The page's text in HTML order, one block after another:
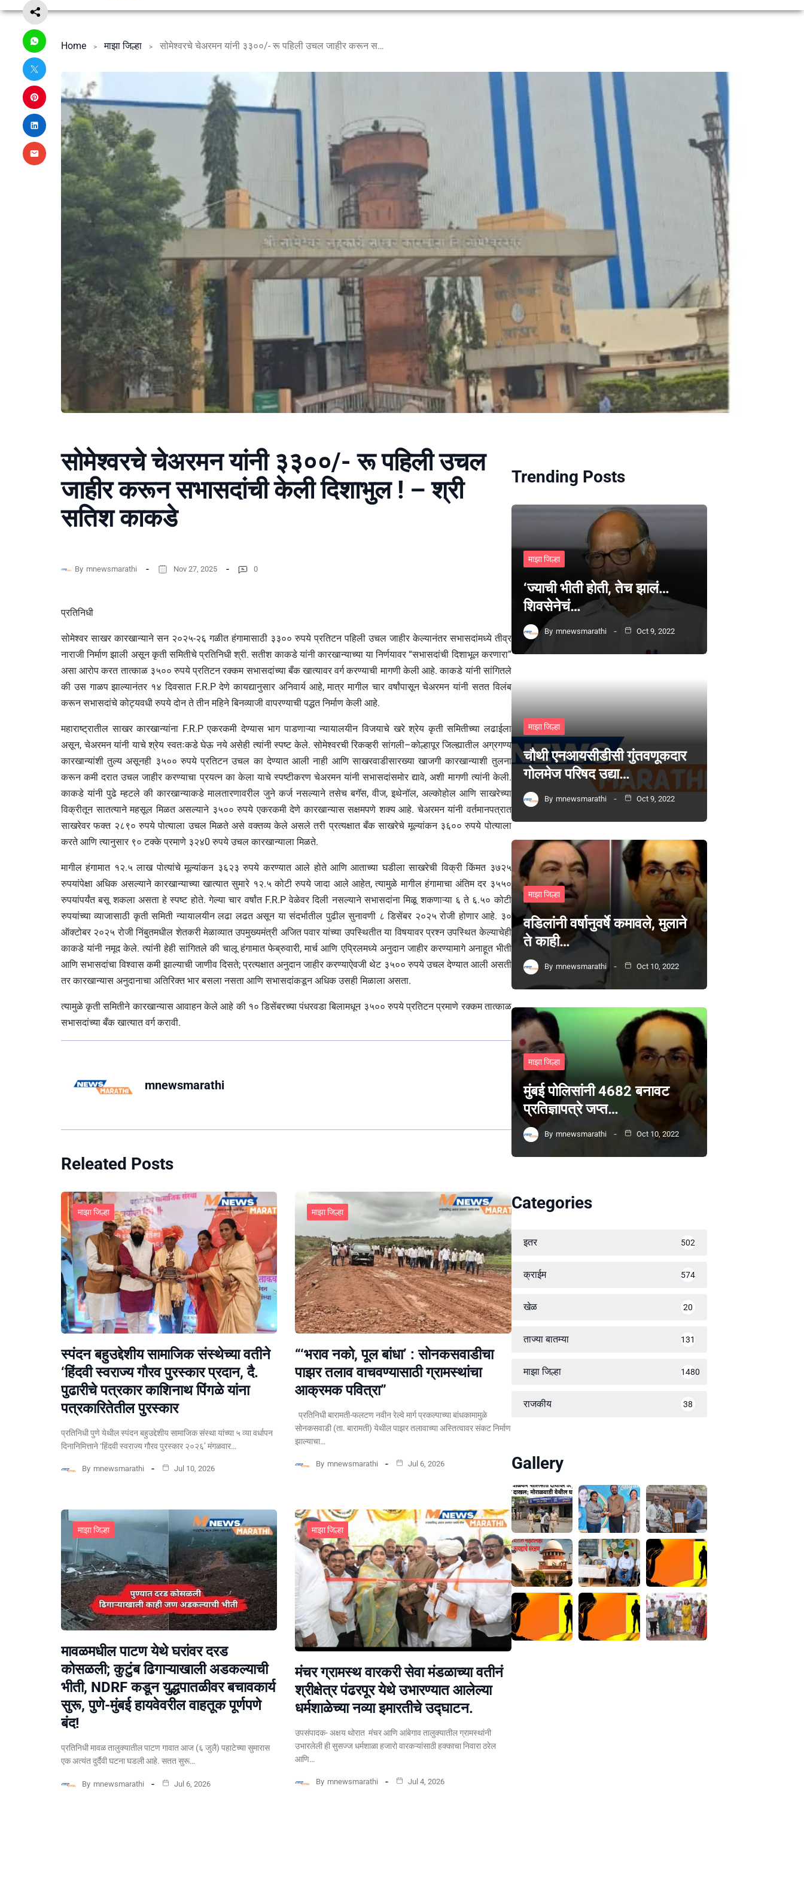
Home माझा जिल्हा सोमेश्वरचे चेअरमन यांनी ३३००/- रू पहिली उचल जाहीर करून सभासदांची केली दिशाभुल ! – श्री सतिश काकडे
सोमेश्वरचे चेअरमन यांनी ३३००/- रू पहिली उचल
जाहीर करून सभासदांची केली दिशाभुल ! – श्री
सतिश काकडे
By mnewsmarathi Nov 27, 2025 0
प्रतिनिधी
सोमेश्वर साखर कारखान्याने सन २०२५-२६ गळीत हंगामासाठी ३३०० रुपये प्रतिटन पहिली उचल जाहीर केल्यानंतर सभासदांमध्ये तीव्र
नाराजी निर्माण झाली असून कृती समितीचे प्रतिनिधी श्री. सतीश काकडे यांनी कारखान्याच्या या निर्णयावर “सभासदांची दिशाभूल करणारा”
असा आरोप करत तात्काळ ३५०० रुपये प्रतिटन रक्कम सभासदांच्या बँक खात्यावर वर्ग करण्याची मागणी केली आहे. काकडे यांनी सांगितले
की उस गाळप झाल्यानंतर १४ दिवसात F.R.P देणे कायद्यानुसार अनिवार्य आहे, मात्र मागील चार वर्षांपासून चेअरमन यांनी सतत विलंब
करून सभासदांचे कोट्यवधी रुपये दोन ते तीन महिने बिनव्याजी वापरण्याची पद्धत निर्माण केली आहे.
महाराष्ट्रातील साखर कारखान्यांना F.R.P एकरकमी देण्यास भाग पाडणाऱ्या न्यायालयीन विजयाचे खरे श्रेय कृती समितीच्या लढाईला
असून, चेअरमन यांनी याचे श्रेय स्वतःकडे घेऊ नये असेही त्यांनी स्पष्ट केले. सोमेश्वरची रिकव्हरी सांगली–कोल्हापूर जिल्ह्यातील अग्रगण्य
कारखान्यांशी तुल्य असूनही ३५०० रुपये प्रतिटन उचल का देण्यात आली नाही आणि साखरवाडीसारख्या खाजगी कारखान्याशी तुलना
करून कमी दरात उचल जाहीर करण्याचा प्रयत्न का केला याचे स्पष्टीकरण चेअरमन यांनी सभासदांसमोर द्यावे, अशी मागणी त्यांनी केली.
काकडे यांनी पुढे म्हटले की कारखान्याकडे मालतारणावरील जुने कर्ज नसल्याने तसेच बगॅस, वीज, इथेनॉल, अल्कोहोल आणि साखरेच्या
विक्रीतून सातत्याने महसूल मिळत असल्याने ३५०० रुपये एकरकमी देणे कारखान्यास सक्षमपणे शक्य आहे. चेअरमन यांनी वर्तमानपत्रात
साखरेवर फक्त २८९० रुपये पोत्याला उचल मिळते असे वक्तव्य केले असले तरी प्रत्यक्षात बँक साखरेचे मूल्यांकन ३६०० रुपये पोत्याला
करते आणि त्यानुसार ९० टक्के प्रमाणे ३२४0 रुपये उचल कारखान्याला मिळते.
मागील हंगामात १२.५ लाख पोत्यांचे मूल्यांकन ३६२३ रुपये करण्यात आले होते आणि आताच्या घडीला साखरेची विक्री किंमत ३७२५
रुपयांपेक्षा अधिक असल्याने कारखान्याच्या खात्यात सुमारे १२.५ कोटी रुपये जादा आले आहेत, त्यामुळे मागील हंगामाचा अंतिम दर ३५५०
रुपयांपर्यंत बसू शकला असता हे स्पष्ट होते. गेल्या चार वर्षांत F.R.P वेळेवर दिली नसल्याने सभासदांना मिळू शकणाऱ्या ६ ते ६.५० कोटी
रुपयांच्या व्याजासाठी कृती समिती न्यायालयीन लढा लढत असून या संदर्भातील पुढील सुनावणी ८ डिसेंबर २०२५ रोजी होणार आहे. ३०
ऑक्टोबर २०२५ रोजी निंबुतमधील शेतकरी मेळाव्यात उपमुख्यमंत्री अजित पवार यांच्या उपस्थितीत या विषयावर प्रश्न उपस्थित केल्याचेही
काकडे यांनी नमूद केले. त्यांनी हेही सांगितले की चालू हंगामात फेब्रुवारी, मार्च आणि एप्रिलमध्ये अनुदान जाहीर करण्यामागे अनाहूत भीती
आणि सभासदांचा विश्वास कमी झाल्याची जाणीव दिसते; प्रत्यक्षात अनुदान जाहीर करण्याऐवजी थेट ३५०० रुपये उचल देण्यात आली असती
तर कारखान्यास अनुदानाचा अतिरिक्त भार बसला नसता आणि सभासदांकडून अधिक उसही मिळाला असता.
त्यामुळे कृती समितीने कारखान्यास आवाहन केले आहे की १० डिसेंबरच्या पंधरवडा बिलामधून ३५०० रुपये प्रतिटन प्रमाणे रक्कम तात्काळ
सभासदांच्या बँक खात्यात वर्ग करावी.
mnewsmarathi
Releated Posts
माझा जिल्हा
स्पंदन बहुउद्देशीय सामाजिक संस्थेच्या वतीने
‘हिंदवी स्वराज्य गौरव पुरस्कार प्रदान, दै.
पुढारीचे पत्रकार काशिनाथ पिंगळे यांना
पत्रकारितेतील पुरस्कार
प्रतिनिधी पुणे येथील स्पंदन बहुउद्देशीय सामाजिक संस्था यांच्या ५ व्या वर्धापन
दिनानिमित्ताने ‘हिंदवी स्वराज्य गौरव पुरस्कार २०२६’ मंगळवार…
By mnewsmarathi Jul 10, 2026
माझा जिल्हा
“‘भराव नको, पूल बांधा’ : सोनकसवाडीचा
पाझर तलाव वाचवण्यासाठी ग्रामस्थांचा
आक्रमक पवित्रा”
प्रतिनिधी बारामती-फलटण नवीन रेल्वे मार्ग प्रकल्पाच्या बांधकामामुळे
सोनकसवाडी (ता. बारामती) येथील पाझर तलावाच्या अस्तित्वावर संकट निर्माण
झाल्याचा…
By mnewsmarathi Jul 6, 2026
माझा जिल्हा
मावळमधील पाटण येथे घरांवर दरड
कोसळली; कुटुंब ढिगाऱ्याखाली अडकल्याची
भीती, NDRF कडून युद्धपातळीवर बचावकार्य
सुरू, पुणे-मुंबई हायवेवरील वाहतूक पूर्णपणे
बंद!
​प्रतिनिधी मावळ तालुक्यातील पाटण गावात आज (६ जुलै) पहाटेच्या सुमारास
एक अत्यंत दुर्दैवी घटना घडली आहे. सतत सुरू…
By mnewsmarathi Jul 6, 2026
माझा जिल्हा
मंचर ग्रामस्थ वारकरी सेवा मंडळाच्या वतीनं
श्रीक्षेत्र पंढरपूर येथे उभारण्यात आलेल्या
धर्मशाळेच्या नव्या इमारतीचे उद्घाटन.
उपसंपादक- अक्षय थोरात मंचर आणि आंबेगाव तालुक्यातील ग्रामस्थांनी
उभारलेली ही सुसज्ज धर्मशाळा हजारो वारकऱ्यांसाठी हक्काचा निवारा ठरेल
आणि…
By mnewsmarathi Jul 4, 2026
Trending Posts
माझा जिल्हा
‘ज्याची भीती होती, तेच झालं…
शिवसेनेचं…
By mnewsmarathi Oct 9, 2022
माझा जिल्हा
चौथी एनआयसीडीसी गुंतवणूकदार
गोलमेज परिषद उद्या…
By mnewsmarathi Oct 9, 2022
माझा जिल्हा
वडिलांनी वर्षानुवर्षे कमावले, मुलाने
ते काही…
By mnewsmarathi Oct 10, 2022
माझा जिल्हा
मुंबई पोलिसांनी 4682 बनावट
प्रतिज्ञापत्रे जप्त…
By mnewsmarathi Oct 10, 2022
Categories
इतर 502
क्राईम 574
खेळ 20
ताज्या बातम्या 131
माझा जिल्हा 1480
राजकीय 38
Gallery